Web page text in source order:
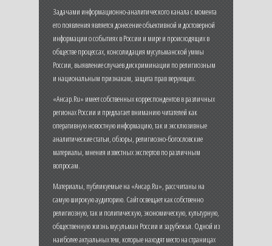
Задачами информационно-аналитического канала с момента
его появления является донесение объективной и достоверной
информации о событиях в России и мире и происходящих в
обществе процессах, консолидация мусульманской уммы
России, выявление случаев дискриминации по религиозным
и национальным признакам, защита прав верующих.
«Ансар.Ru» имеет собственных корреспондентов в различных
регионах России и предлагает вниманию читателей как
оперативную новостную информацию, так и эксклюзивные
аналитические статьи, обзоры, религиозно-богословские
материалы, мнения известных экспертов по различным
вопросам.
Материалы, публикуемые на «Ансар.Ru», рассчитаны на
самую широкую аудиторию. Сайт освещает как собственно
религиозную, так и политическую, экономическую, культурную,
общественную жизнь мусульман России и зарубежья. Одной из
наиболее актуальных тем, которые находят место на страницах